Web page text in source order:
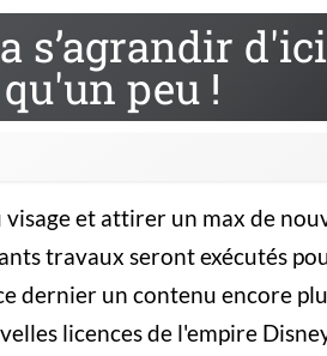
s’agrandir d'ici
peu !
et attirer un max de
travaux seront exécutés
dernier un contenu encore
licences de l'empire